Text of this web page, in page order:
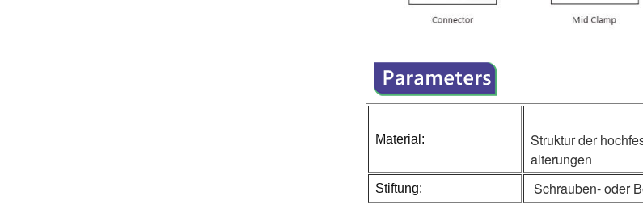
Material:
Struktur der
alterungen
Stiftung: Schrauben- oder